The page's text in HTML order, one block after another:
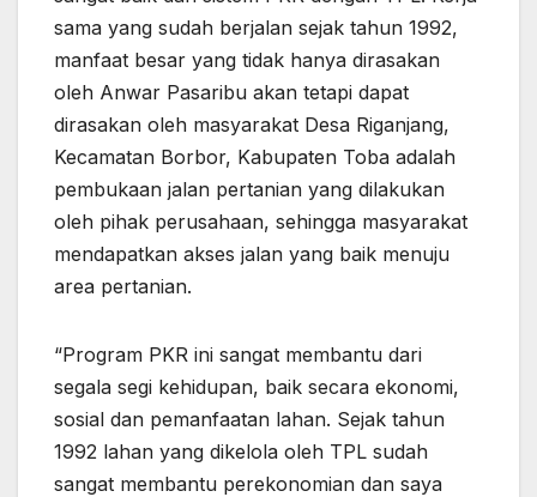
sama yang sudah berjalan sejak tahun 1992,
manfaat besar yang tidak hanya dirasakan
oleh Anwar Pasaribu akan tetapi dapat
dirasakan oleh masyarakat Desa Riganjang,
Kecamatan Borbor, Kabupaten Toba adalah
pembukaan jalan pertanian yang dilakukan
oleh pihak perusahaan, sehingga masyarakat
mendapatkan akses jalan yang baik menuju
area pertanian.
“Program PKR ini sangat membantu dari
segala segi kehidupan, baik secara ekonomi,
sosial dan pemanfaatan lahan. Sejak tahun
1992 lahan yang dikelola oleh TPL sudah
sangat membantu perekonomian dan saya